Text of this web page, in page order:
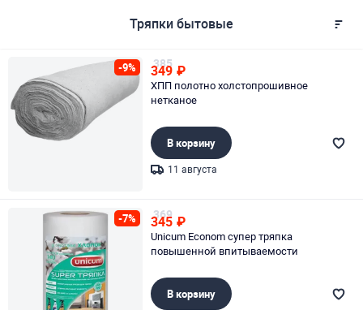
Тряпки бытовые
-9% 385
349 ₽
ХПП полотно холстопрошивное
нетканое
В корзину
11 августа
-7% 369
345 ₽
Unicum Econom супер тряпка
повышенной впитываемости
В корзину